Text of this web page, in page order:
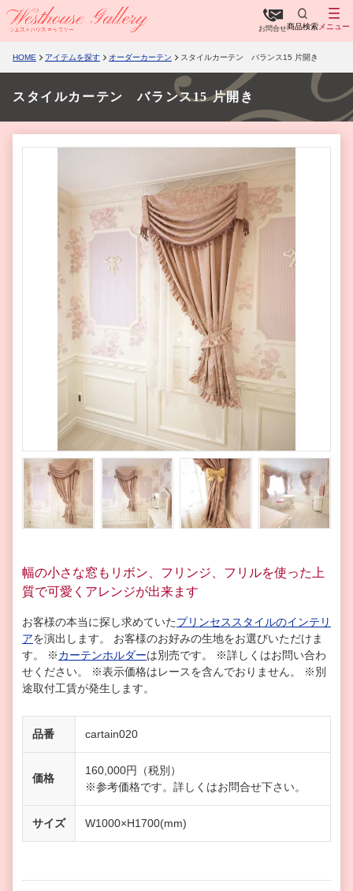
お問合せ商品検索 メニュー
HOME アイテムを探す オーダーカーテン スタイルカーテン バランス15 片開き
スタイルカーテン バランス15 片開き
幅の小さな窓もリボン、フリンジ、フリルを使った上
質で可愛くアレンジが出来ます
お客様の本当に探し求めていたプリンセススタイルのインテリ
アを演出します。
お客様のお好みの生地をお選びいただけま
す。 ※カーテンホルダーは別売です。 ※詳しくはお問い合わ
せください。 ※表示価格はレースを含んでおりません。 ※別
途取付工賃が発生します。
品番 cartain020
価格
160,000円（税別）
※参考価格です。詳しくはお問合せ下さい。
サイズ W1000×H1700(mm)